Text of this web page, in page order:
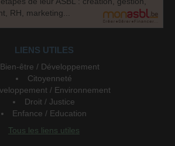
RH, marketing...
LIENS UTILES
Bien-être / Développement
Citoyenneté
/ Environnement
Droit / Justice
Enfance / Education
Tous les liens utiles